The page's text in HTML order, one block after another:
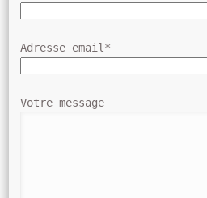
Adresse email*
Votre message